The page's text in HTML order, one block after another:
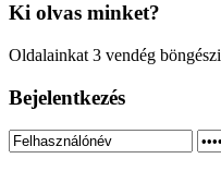
Ki olvas minket?
Oldalainkat 3 vendég böngészi
Bejelentkezés